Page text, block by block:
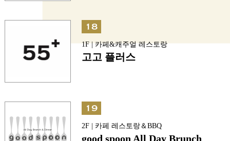
1F | 카페&캐주얼 레스토랑
고고 플러스
2F | 카페 레스토랑＆BBQ
good spoon All Day Brunch